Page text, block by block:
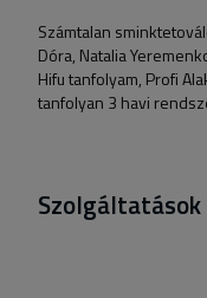
Számtalan
Dóra, Natalia
Hifu tanfolyam, Profi
tanfolyan 3 havi
Szolgáltatások